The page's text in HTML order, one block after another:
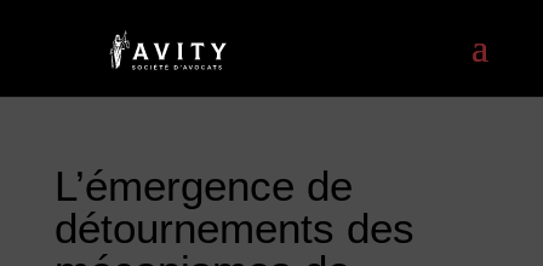
L’émergence de
détournements des